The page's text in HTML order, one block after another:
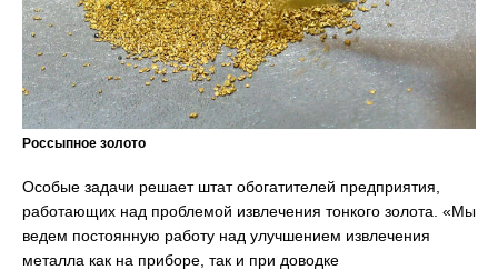
Россыпное золото
Особые задачи решает штат обогатителей предприятия,
работающих над проблемой извлечения тонкого золота. «Мы
ведем постоянную работу над улучшением извлечения
металла как на приборе, так и при доводке